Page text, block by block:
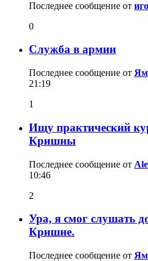
Последнее сообщение от
0
Служба в армии
Последнее сообщение от
21:19
1
Ищу практический
Кришны
Последнее сообщение от
10:46
2
Ура, я смог слушать
Кришне.
Последнее сообщение от